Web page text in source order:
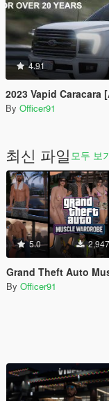
4.91
2023 Vapid Caracara
By Officer91
최신 파일 모두 보
5.0
Grand Theft Auto Muscle
By Officer91